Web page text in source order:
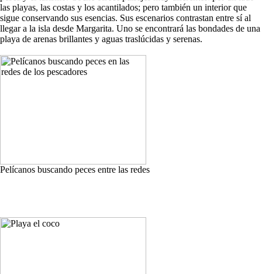
las playas, las costas y los acantilados; pero también un interior que
sigue conservando sus esencias. Sus escenarios contrastan entre sí al
llegar a la isla desde Margarita. Uno se encontrará las bondades de una
playa de arenas brillantes y aguas traslúcidas y serenas.
Pelícanos buscando peces entre las redes